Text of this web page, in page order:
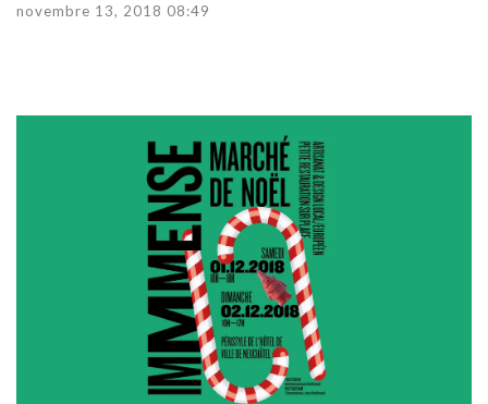
novembre 13, 2018 08:49